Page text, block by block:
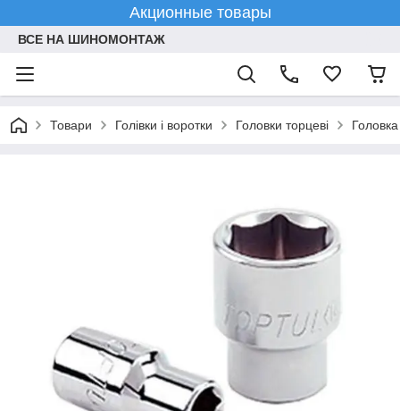
Акционные товары
ВСЕ НА ШИНОМОНТАЖ
Товари Голівки і воротки Головки торцеві